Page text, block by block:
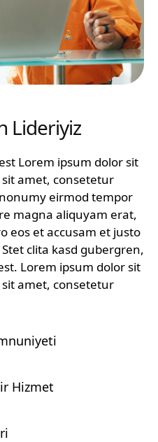
Lideriyiz
Lorem ipsum dolor sit
amet, consetetur
eirmod tempor
magna aliquyam erat,
eos et accusam et justo
clita kasd gubergren,
Lorem ipsum dolor sit
amet, consetetur
Hizmet